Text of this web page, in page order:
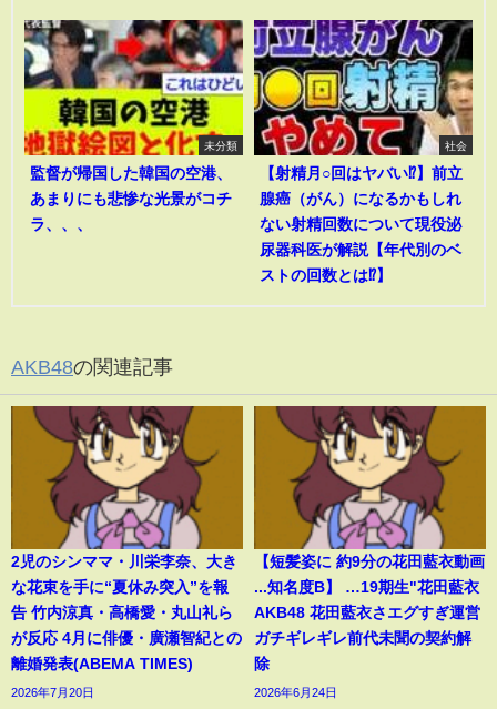
未分類
監督が帰国した韓国の空港、
あまりにも悲惨な光景がコチ
ラ、、、
社会
【射精月○回はヤバい⁉︎】前立
腺癌（がん）になるかもしれ
ない射精回数について現役泌
尿器科医が解説【年代別のベ
ストの回数とは⁉︎】
AKB48の関連記事
2児のシンママ・川栄李奈、大き
な花束を手に“夏休み突入”を報
告 竹内涼真・高橋愛・丸山礼ら
が反応 4月に俳優・廣瀬智紀との
離婚発表(ABEMA TIMES)
2026年7月20日
【短髪姿に 約9分の花田藍衣動画
...知名度B】 …19期生"花田藍衣
AKB48 花田藍衣さエグすぎ運営
ガチギレギレ前代未聞の契約解
除
2026年6月24日